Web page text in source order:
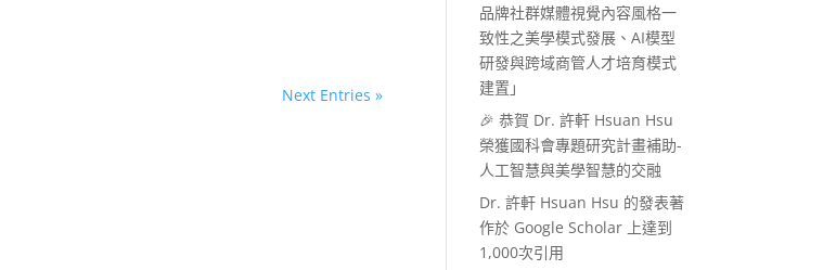
Next Entries »
品牌社群媒體視覺內容風格一
致性之美學模式發展、AI模型
研發與跨域商管人才培育模式
建置」
🎉 恭賀 Dr. 許軒 Hsuan Hsu
榮獲國科會專題研究計畫補助-
人工智慧與美學智慧的交融
Dr. 許軒 Hsuan Hsu 的發表著
作於 Google Scholar 上達到
1,000次引用